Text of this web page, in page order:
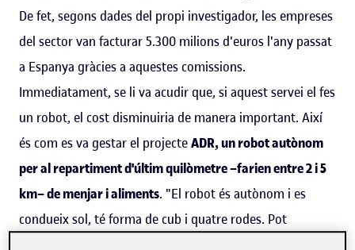
De fet, segons dades del propi investigador, les empreses
del sector van facturar 5.300 milions d'euros l'any passat
a Espanya gràcies a aquestes comissions.
Immediatament, se li va acudir que, si aquest servei el fes
un robot, el cost disminuiria de manera important. Així
és com es va gestar el projecteADR, un robot autònom
per al repartiment d'últim quilòmetre –farien entre 2 i 5
km– de menjar i aliments. "El robot és autònom i es
condueix sol, té forma de cub i quatre rodes. Pot